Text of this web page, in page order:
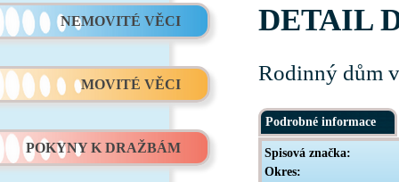
NEMOVITÉ VĚCI
MOVITÉ VĚCI
POKYNY K DRAŽBÁM
DETAIL
Rodinný dům
Podrobné informace
Spisová značka:
Okres: